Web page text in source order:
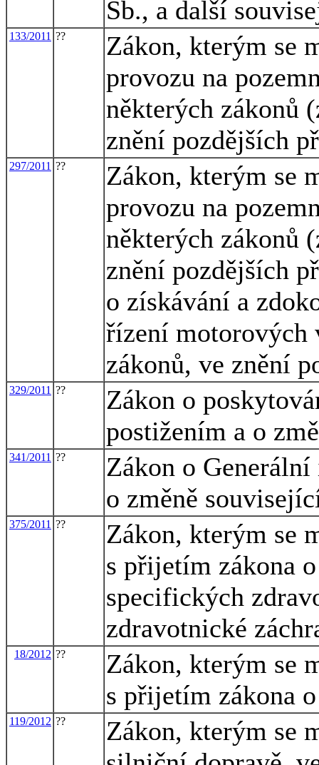
Sb., a další
133/2011 ??
Zákon, kterým se
provozu na
některých zákonů
znění pozdějších
297/2011 ??
Zákon, kterým se
provozu na
některých zákonů
znění pozdějších
o získávání a
řízení motorových
zákonů, ve znění
329/2011 ??
Zákon o
postižením a o
341/2011 ??
Zákon o
o změně
375/2011 ??
Zákon, kterým se
s přijetím zákona
specifických
zdravotnické
18/2012 ??
Zákon, kterým se
s přijetím zákona
119/2012 ??
Zákon, kterým se